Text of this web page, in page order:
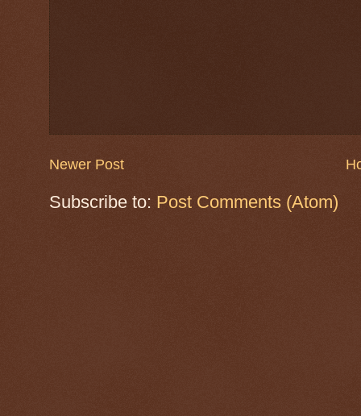
Newer Post
Subscribe to: Post Comments (Atom)